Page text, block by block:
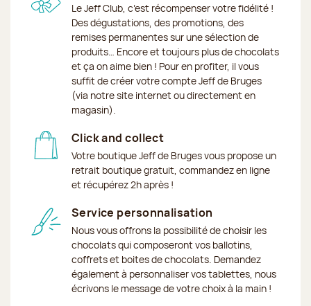
Le Jeff Club, c’est récompenser votre fidélité !
Des dégustations, des promotions, des
remises permanentes sur une sélection de
produits… Encore et toujours plus de chocolats
et ça on aime bien ! Pour en profiter, il vous
suffit de créer votre compte Jeff de Bruges
(via notre site internet ou directement en
magasin).
Click and collect
Votre boutique Jeff de Bruges vous propose un
retrait boutique gratuit, commandez en ligne
et récupérez 2h après !
Service personnalisation
Nous vous offrons la possibilité de choisir les
chocolats qui composeront vos ballotins,
coffrets et boites de chocolats. Demandez
également à personnaliser vos tablettes, nous
écrivons le message de votre choix à la main !